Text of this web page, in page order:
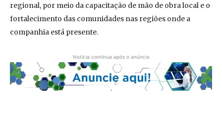
regional, por meio da capacitação de mão de obra local e o
fortalecimento das comunidades nas regiões onde a
companhia está presente.
Notícia continua após o anúncio